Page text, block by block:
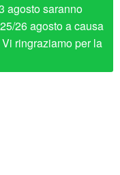
child
agosto saranno
26 agosto a causa
ringraziamo per la